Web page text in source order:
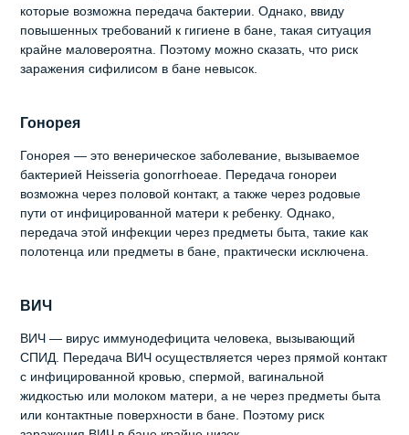
которые возможна передача бактерии. Однако, ввиду
повышенных требований к гигиене в бане, такая ситуация
крайне маловероятна. Поэтому можно сказать, что риск
заражения сифилисом в бане невысок.
Гонорея
Гонорея — это венерическое заболевание, вызываемое
бактерией Неіѕѕеrіа gоnоrrhоеае. Передача гонореи
возможна через половой контакт, а также через родовые
пути от инфицированной матери к ребенку. Однако,
передача этой инфекции через предметы быта, такие как
полотенца или предметы в бане, практически исключена.
ВИЧ
ВИЧ — вирус иммунодефицита человека, вызывающий
СПИД. Передача ВИЧ осуществляется через прямой контакт
с инфицированной кровью, спермой, вагинальной
жидкостью или молоком матери, а не через предметы быта
или контактные поверхности в бане. Поэтому риск